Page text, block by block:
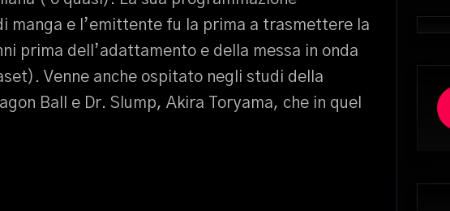
manga e l’emittente fu la prima a trasmettere la
prima dell’adattamento e della messa in onda
Venne anche ospitato negli studi della
Ball e Dr. Slump, Akira Toryama, che in quel